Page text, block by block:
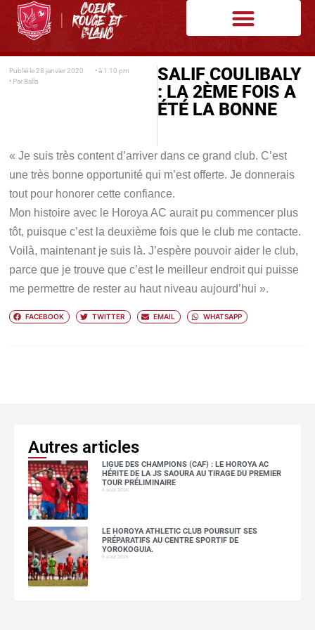
Publié le 28 janvier 2020 • à 1:10 pm
• Par Balla
SALIF COULIBALY
: LA 2ÈME FOIS A
ÉTÉ LA BONNE
« Je suis très content d’arriver dans ce grand club. C’est
une très bonne opportunité qui m’est offerte. Je donnerais
tout pour honorer cette confiance.
Mon histoire avec le Horoya AC aurait pu commencer plus
tôt, puisque c’est la deuxième fois que le club me contacte.
Voilà, maintenant je suis là. J’espère pouvoir aider le club,
parce que je trouve que c’est le meilleur endroit qui puisse
me permettre de rester au haut niveau aujourd’hui ».
FACEBOOK TWITTER EMAIL WHATSAPP
Autres articles
LIGUE DES CHAMPIONS (CAF) : LE HOROYA AC
HÉRITE DE LA JS SAOURA AU TIRAGE DU PREMIER
TOUR PRÉLIMINAIRE
6 août 2026
LE HOROYA ATHLETIC CLUB POURSUIT SES
PRÉPARATIFS AU CENTRE SPORTIF DE
YOROKOGUIA.
6 août 2026